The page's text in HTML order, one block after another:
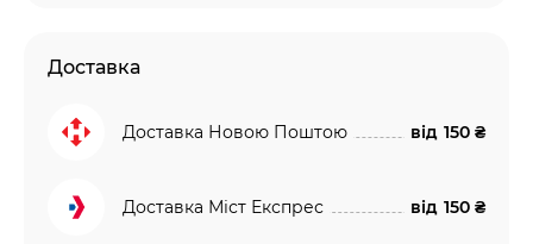
Доставка
Доставка Новою Поштою від 150 ₴
Доставка Міст Експрес від 150 ₴